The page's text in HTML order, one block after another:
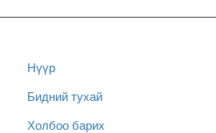
Нүүр
Бидний тухай
Холбоо барих